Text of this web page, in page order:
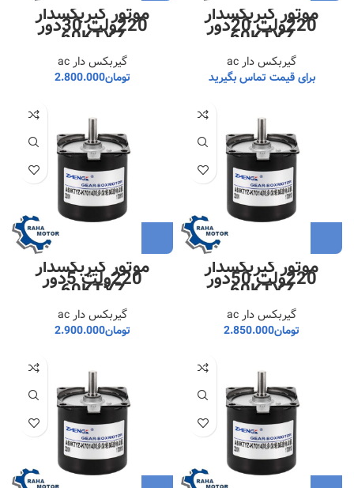
موتور گیربکسدار
220ولت 20دور60KTYZ
گیربکس دار ac
برای قیمت تماس بگیرید
موتور گیربکسدار
220ولت 30دور60KTYZ
گیربکس دار ac
تومان2.800.000
موتور گیربکسدار
220ولت 50دور60KTYZ
گیربکس دار ac
تومان2.850.000
موتور گیربکسدار
220ولت 5دور60KTYZ
گیربکس دار ac
تومان2.900.000